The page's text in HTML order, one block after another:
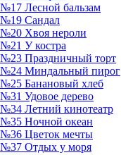
№17 Лесной бальзам
№19 Сандал
№20 Хвоя нероли
№21 У костра
№23 Праздничный торт
№24 Миндальный пирог
№25 Банановый хлеб
№31 Удовое дерево
№34 Летний кинотеатр
№35 Ночной океан
№36 Цветок мечты
№37 Отдых у моря